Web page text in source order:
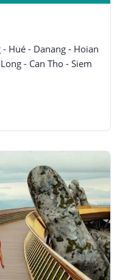
Hué - Danang - Hoian
- Can Tho - Siem